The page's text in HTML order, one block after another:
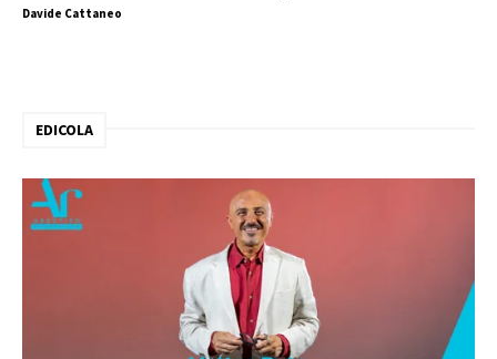
Davide Cattaneo
EDICOLA